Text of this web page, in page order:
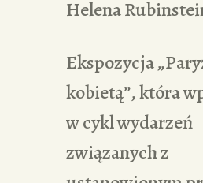
Helena
Ekspozycja
kobietą”, która
w cykl wydarzeń
związanych z